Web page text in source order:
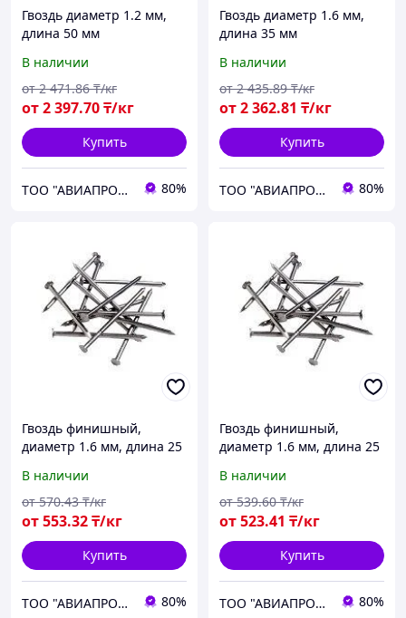
Гвоздь диаметр 1.2 мм,
длина 50 мм
В наличии
от2 397.70₸/кг
от 2 471.86 ₸/кг
Купить
ТОО "АВИАПРОМСТАЛЬ" 80%
Гвоздь диаметр 1.6 мм,
длина 35 мм
В наличии
от2 362.81 ₸/кг
от 2 435.89 ₸/кг
Купить
ТОО "АВИАПРОМСТАЛЬ" 80%
Гвоздь финишный,
диаметр 1.6 мм, длина 25
В наличии
от553.32₸/кг
от 570.43 ₸/кг
Купить
ТОО "АВИАПРОМСТАЛЬ" 80%
Гвоздь финишный,
диаметр 1.6 мм, длина 25
В наличии
от523.41 ₸/кг
от 539.60 ₸/кг
Купить
ТОО "АВИАПРОМСТАЛЬ" 80%